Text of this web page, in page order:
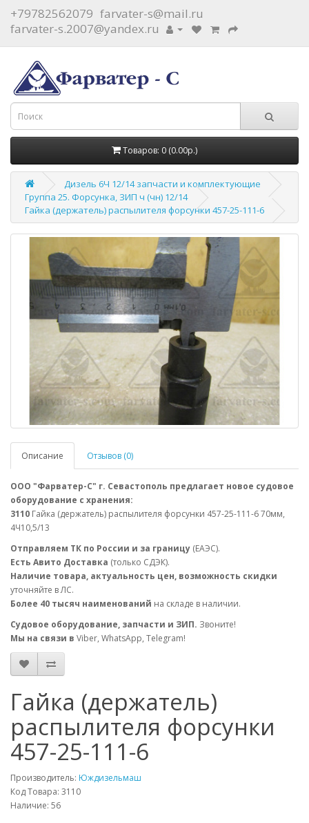
+79782562079 farvater-s@mail.ru
farvater-s.2007@yandex.ru
Товаров: 0 (0.00р.)
Дизель 6Ч 12/14 запчасти и комплектующие
Группа 25. Форсунка, ЗИП ч (чн) 12/14
Гайка (держатель) распылителя форсунки 457-25-111-6
Описание Отзывов (0)
ООО "Фарватер-С" г. Севастополь предлагает новое судовое
оборудование с хранения:
3110 Гайка (держатель) распылителя форсунки 457-25-111-6 70мм,
4Ч10,5/13
Отправляем ТК по России и за границу (ЕАЭС).
Есть Авито Доставка (только СДЭК).
Наличие товара, актуальность цен, возможность скидки
уточняйте в ЛС.
Более 40 тысяч наименований на складе в наличии.
Судовое оборудование, запчасти и ЗИП. Звоните!
Мы на связи в Viber, WhatsApp, Telegram!
Гайка (держатель)
распылителя форсунки
457-25-111-6
Производитель: Юждизельмаш
Код Товара: 3110
Наличие: 56